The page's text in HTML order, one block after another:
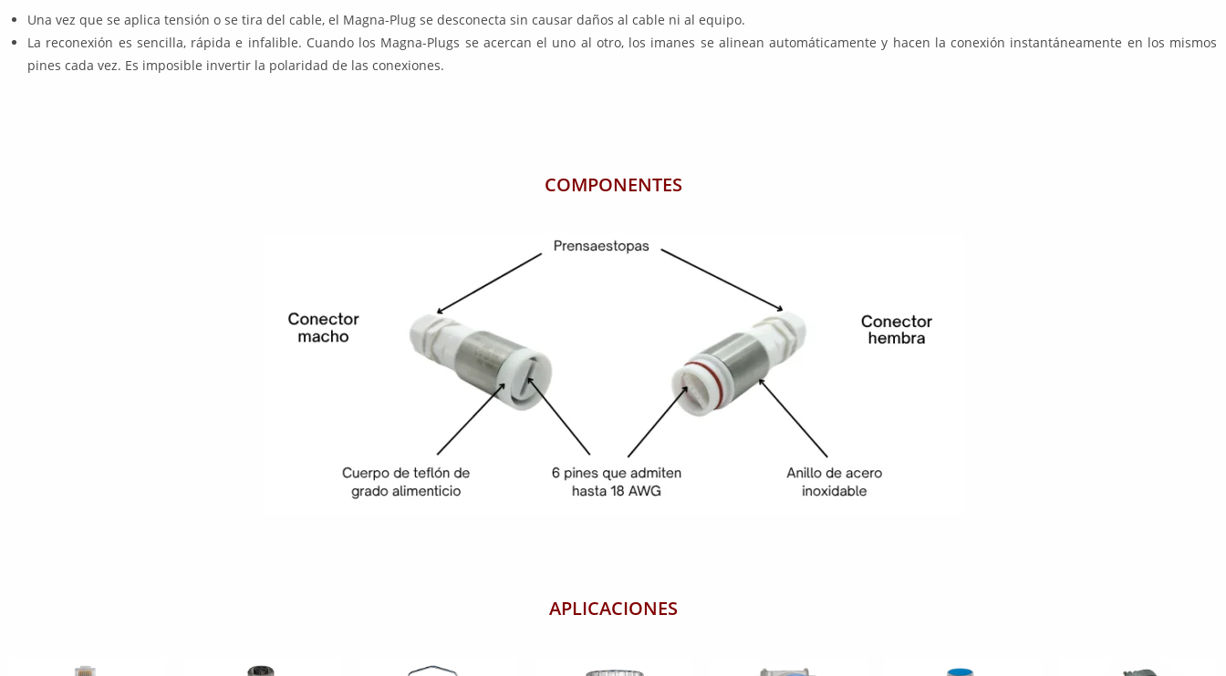
Una vez que se aplica tensión o se tira del cable, el Magna-Plug se desconecta sin causar daños al cable ni al equipo.
La reconexión es sencilla, rápida e infalible. Cuando los Magna-Plugs se acercan el uno al otro, los imanes se alinean automáticamente y hacen la conexión instantáneamente en los mismos
pines cada vez. Es imposible invertir la polaridad de las conexiones.
COMPONENTES
APLICACIONES